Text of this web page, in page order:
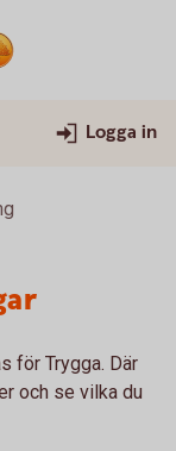
Logga in
för Trygga. Där
och se vilka du